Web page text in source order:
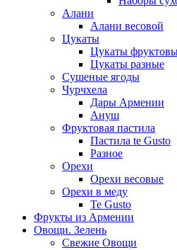
Алани
Алани весовой
Цукаты
Цукаты
Цукаты разные
Сушеные ягоды
Чурчхела
Дары Армении
Ануш
Фруктовая пастила
Пастила te Gusto
Разное
Орехи
Орехи весовые
Орехи в меду
Te Gusto
Фрукты из Армении
Овощи. Зелень
Свежие Овощи